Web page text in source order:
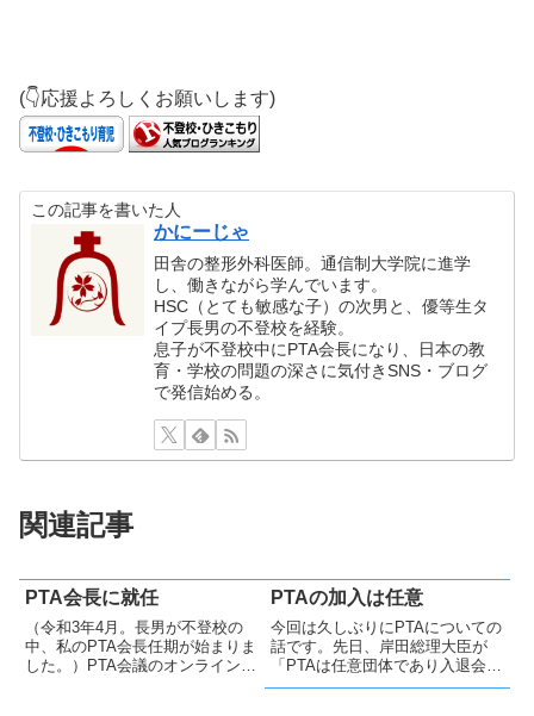
(👇応援よろしくお願いします)
この記事を書いた人
かにーじゃ
田舎の整形外科医師。通信制大学院に進学
し、働きながら学んでいます。
HSC（とても敏感な子）の次男と、優等生タ
イプ長男の不登校を経験。
息子が不登校中にPTA会長になり、日本の教
育・学校の問題の深さに気付きSNS・ブログ
で発信始める。
関連記事
PTA会長に就任
（令和3年4月。長男が不登校の
中、私のPTA会長任期が始まりま
した。）PTA会議のオンライン化
PTAの加入は任意
今回は久しぶりにPTAについての
話です。先日、岸田総理大臣が
「PTAは任意団体であり入退会は
保護者の自由」と発言されまし